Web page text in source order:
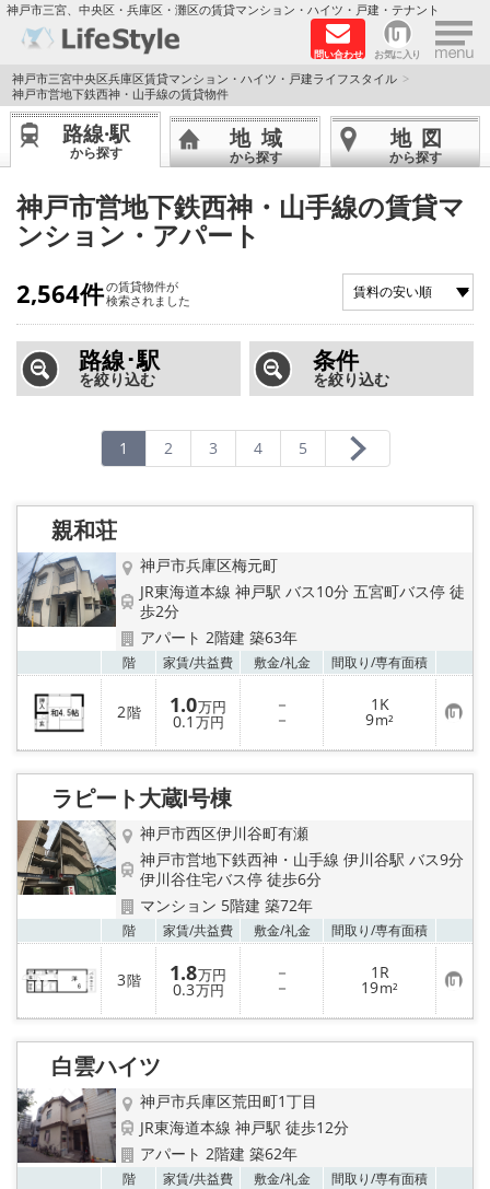
神戸市三宮、中央区・兵庫区・灘区の賃貸マンション・ハイツ・戸建・テナント
問い合わせ お気に入り ×
TOPページ
神戸の単身向けマンション特集
敷金·礼金0円特集
保証人不要
高級賃貸
リノベーション物件
ペット飼育可能
地域から探す
地図から探す
店舗情報·アクセス
会社概要
メールでお問い合わせ
神戸市三宮中央区兵庫区賃貸マンション・ハイツ・戸建ライフスタイル
神戸市営地下鉄西神・山手線の賃貸物件
路線·駅
から探す
地域
から探す
地図
から探す
神戸市営地下鉄西神・山手線の賃貸マ
ンション・アパート
2,564件の賃貸物件が
検索されました
路線･駅
を絞り込む
条件
を絞り込む
1 2 3 4 5
親和荘
神戸市兵庫区梅元町
JR東海道本線 神戸駅 バス10分 五宮町バス停 徒
歩2分
アパート 2階建 築63年
階 家賃/共益費 敷金/礼金 間取り/専有面積
2階 1.0万円
0.1 万円
－
－
1K
9m² お
気
に
り
ラピート大蔵Ⅰ号棟
神戸市西区伊川谷町有瀬
神戸市営地下鉄西神・山手線 伊川谷駅 バス9分
伊川谷住宅バス停 徒歩6分
マンション 5階建 築72年
階 家賃/共益費 敷金/礼金 間取り/専有面積
3階 1.8万円
0.3万円
－
－
1R
19m² お
気
に
り
白雲ハイツ
神戸市兵庫区荒田町1丁目
JR東海道本線 神戸駅 徒歩12分
アパート 2階建 築62年
階 家賃/共益費 敷金/礼金 間取り/専有面積